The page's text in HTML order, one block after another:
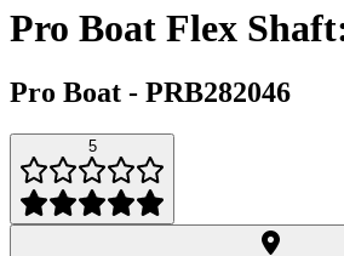
Pro Boat Flex
Pro Boat - PRB282046
5